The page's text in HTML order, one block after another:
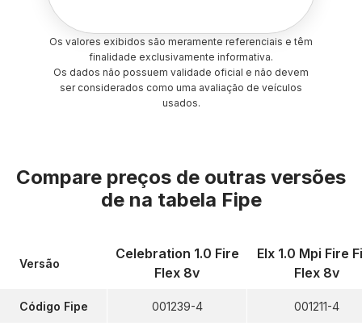
Os valores exibidos são meramente referenciais e têm
finalidade exclusivamente informativa.
Os dados não possuem validade oficial e não devem
ser considerados como uma avaliação de veículos
usados.
Compare preços de outras versões
de na tabela Fipe
Versão
Código Fipe
Celebration 1.0 Fire
Flex 8v
001239-4
Elx 1.0 Mpi Fire
Flex 8v
001211-4